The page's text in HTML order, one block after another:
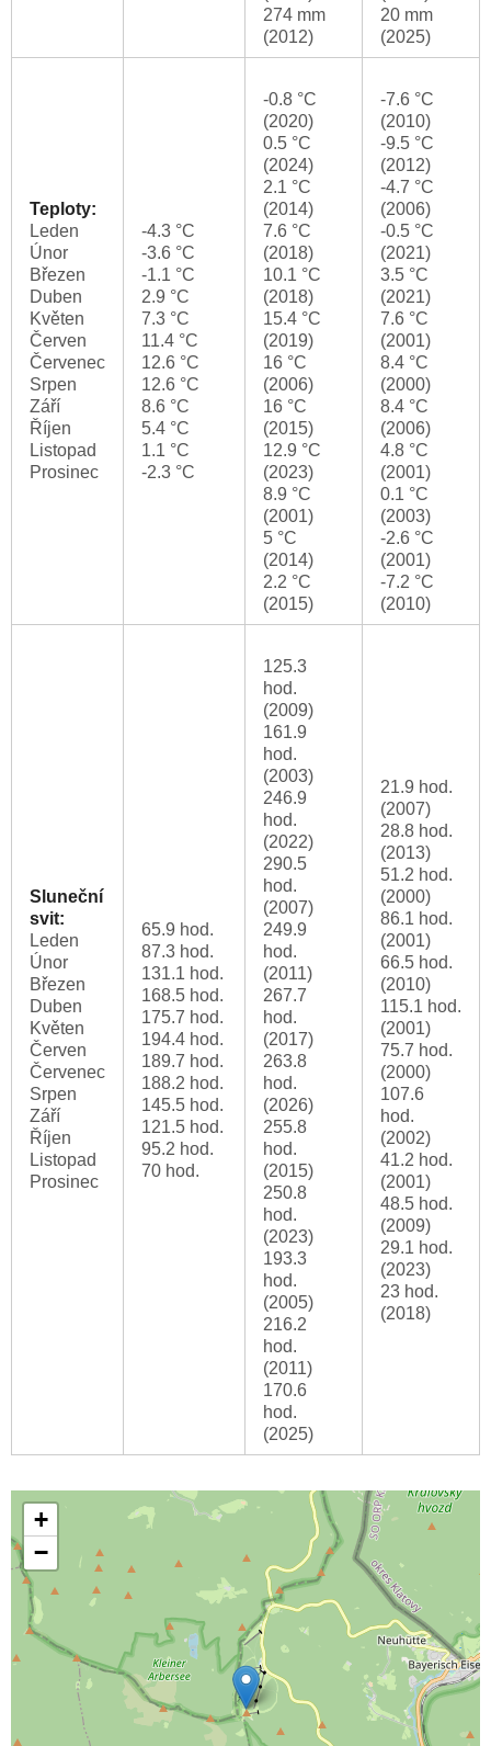
274 mm
(2012)
20 mm
(2025)
Teploty:
Leden
Únor
Březen
Duben
Květen
Červen
Červenec
Srpen
Září
Říjen
Listopad
Prosinec
-4.3 °C
-3.6 °C
-1.1 °C
2.9 °C
7.3 °C
11.4 °C
12.6 °C
12.6 °C
8.6 °C
5.4 °C
1.1 °C
-2.3 °C
-0.8 °C
(2020)
0.5 °C
(2024)
2.1 °C
(2014)
7.6 °C
(2018)
10.1 °C
(2018)
15.4 °C
(2019)
16 °C
(2006)
16 °C
(2015)
12.9 °C
(2023)
8.9 °C
(2001)
5 °C
(2014)
2.2 °C
(2015)
-7.6 °C
(2010)
-9.5 °C
(2012)
-4.7 °C
(2006)
-0.5 °C
(2021)
3.5 °C
(2021)
7.6 °C
(2001)
8.4 °C
(2000)
8.4 °C
(2006)
4.8 °C
(2001)
0.1 °C
(2003)
-2.6 °C
(2001)
-7.2 °C
(2010)
Sluneční
svit:
Leden
Únor
Březen
Duben
Květen
Červen
Červenec
Srpen
Září
Říjen
Listopad
Prosinec
65.9 hod.
87.3 hod.
131.1 hod.
168.5 hod.
175.7 hod.
194.4 hod.
189.7 hod.
188.2 hod.
145.5 hod.
121.5 hod.
95.2 hod.
70 hod.
125.3
hod.
(2009)
161.9
hod.
(2003)
246.9
hod.
(2022)
290.5
hod.
(2007)
249.9
hod.
(2011)
267.7
hod.
(2017)
263.8
hod.
(2026)
255.8
hod.
(2015)
250.8
hod.
(2023)
193.3
hod.
(2005)
216.2
hod.
(2011)
170.6
hod.
(2025)
21.9 hod.
(2007)
28.8 hod.
(2013)
51.2 hod.
(2000)
86.1 hod.
(2001)
66.5 hod.
(2010)
115.1 hod.
(2001)
75.7 hod.
(2000)
107.6
hod.
(2002)
41.2 hod.
(2001)
48.5 hod.
(2009)
29.1 hod.
(2023)
23 hod.
(2018)
+
−